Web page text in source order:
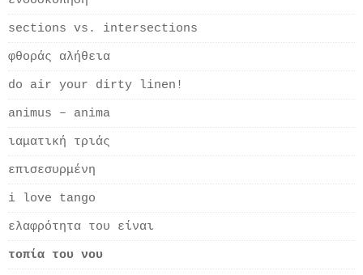
sections vs. intersections
φθοράς αλήθεια
do air your dirty linen!
animus – anima
ιαματική τριάς
επισεσυρμένη
i love tango
ελαφρότητα του είναι
τοπία του νου